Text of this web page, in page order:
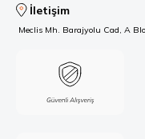
İletişim
Meclis Mh. Barajyolu Cad, A